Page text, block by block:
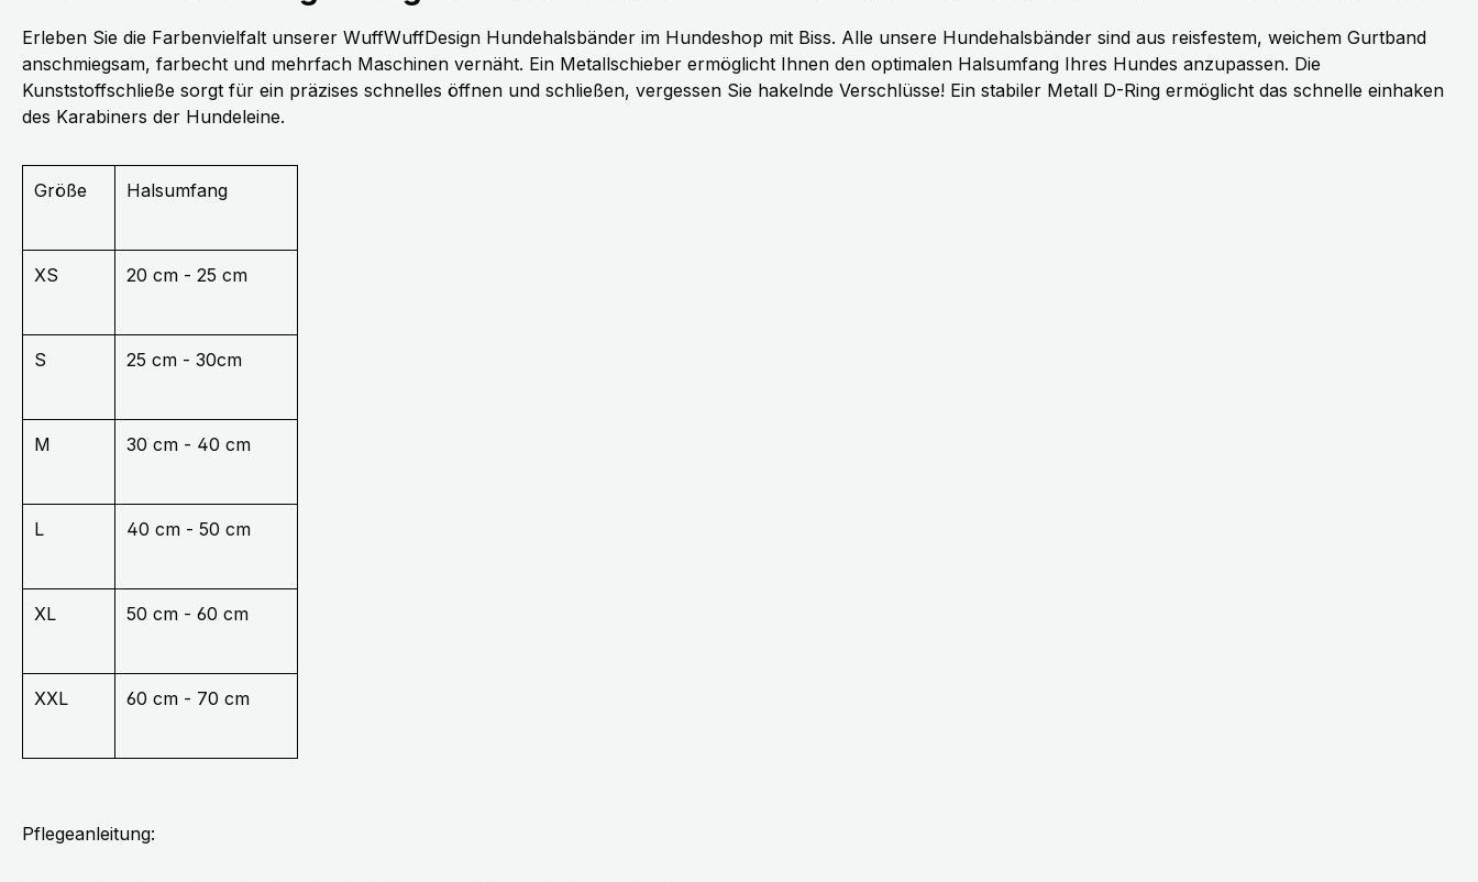
Erleben Sie die Farbenvielfalt unserer WuffWuffDesign Hundehalsbänder im Hundeshop mit Biss. Alle unsere Hundehalsbänder sind aus reisfestem, weichem Gurtband
anschmiegsam, farbecht und mehrfach Maschinen vernäht. Ein Metallschieber ermöglicht Ihnen den optimalen Halsumfang Ihres Hundes anzupassen. Die
Kunststoffschließe sorgt für ein präzises schnelles öffnen und schließen, vergessen Sie hakelnde Verschlüsse! Ein stabiler Metall D-Ring ermöglicht das schnelle einhaken
des Karabiners der Hundeleine.
Größe Halsumfang
XS 20 cm - 25 cm
S 25 cm - 30cm
M 30 cm - 40 cm
L 40 cm - 50 cm
XL 50 cm - 60 cm
XXL 60 cm - 70 cm
Pflegeanleitung: